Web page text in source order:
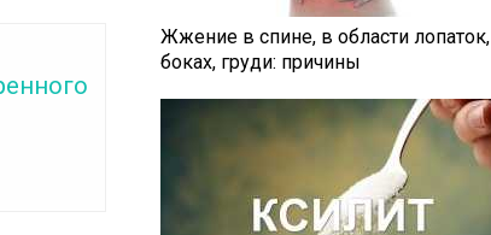
Жжение в спине, в области лопаток,
боках, груди: причины